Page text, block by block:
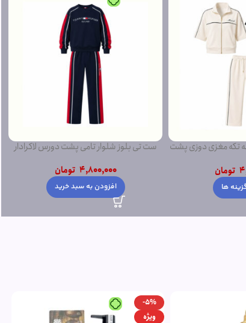
مغزی دوزی پشت
تومان
ها
ست تی بلوز شلوار تامی پشت دورس لاکرادار
4,800,000 تومان
افزودن به سبد خرید
-5%
ویژه